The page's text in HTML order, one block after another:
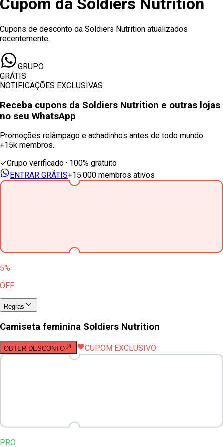
Cupom da Soldiers Nutrition
Cupons de desconto da Soldiers Nutrition atualizados
recentemente.
GRUPO
GRÁTIS
NOTIFICAÇÕES EXCLUSIVAS
Receba cupons da Soldiers Nutrition e outras lojas
no seu WhatsApp
Promoções relâmpago e achadinhos antes de todo mundo.
+15k membros.
✓Grupo verificado · 100% gratuito
ENTRAR GRÁTIS+15.000 membros ativos
5%
OFF
Regras
Camiseta feminina Soldiers Nutrition
OBTER DESCONTO CUPOM EXCLUSIVO
PRO